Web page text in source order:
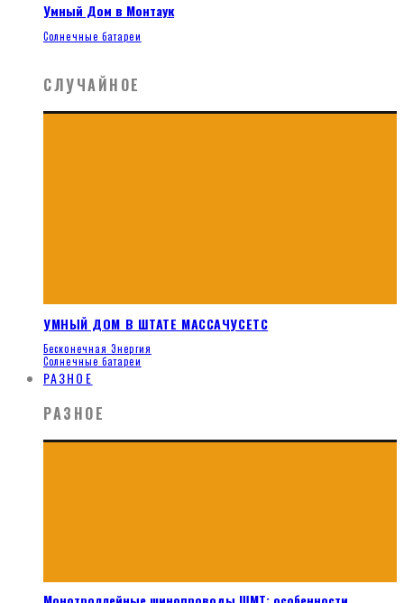
Умный Дом в Монтаук
Солнечные батареи
СЛУЧАЙНОЕ
УМНЫЙ ДОМ В ШТАТЕ МАССАЧУСЕТС
Бесконечная Энергия
Солнечные батареи
РАЗНОЕ
РАЗНОЕ